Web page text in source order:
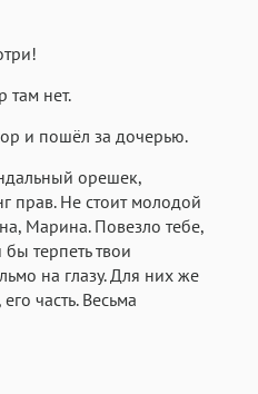
там нет.
и пошёл за дочерью.
орешек,
прав. Не стоит молодой
Марина. Повезло тебе,
терпеть твои
на глазу. Для них же
часть. Весьма